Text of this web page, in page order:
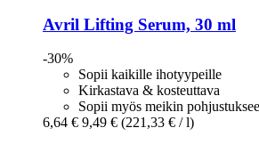
Avril Lifting Serum, 30 ml
-30%
Sopii kaikille ihotyypeille
Kirkastava & kosteuttava
Sopii myös meikin
6,64 € 9,49 € (221,33 € / l)